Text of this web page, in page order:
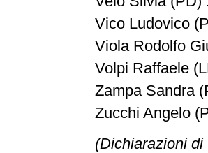
Vico Ludovico
Viola Rodolfo
Volpi Raffaele
Zampa Sandra
Zucchi Angelo
(Dichiarazioni